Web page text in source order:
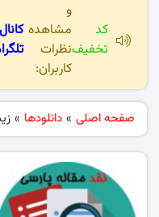
کد
تخفیف
و
مشاهده
نظرات
کاربران:
کانال
صفحه اصلی » دانلودها »